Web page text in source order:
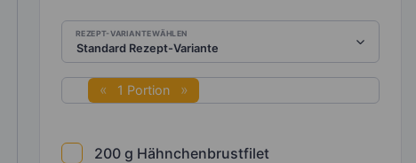
REZEPT-VARIANTE WÄHLEN
1 Portion
200 g Hähnchenbrustfilet